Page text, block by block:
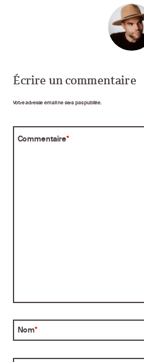
Écrire un commentaire
Votre adresse email ne sera pas publiée.
Commentaire*
Nom*